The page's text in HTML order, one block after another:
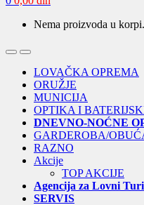
Nema proizvoda u korpi.
OpenClose
LOVAČKA OPREMA
ORUŽJE
MUNICIJA
OPTIKA I
DNEVNO-NOĆNE
GARDEROBA/
RAZNO
Akcije
TOP AKCIJE
Agencija za Lovni
SERVIS